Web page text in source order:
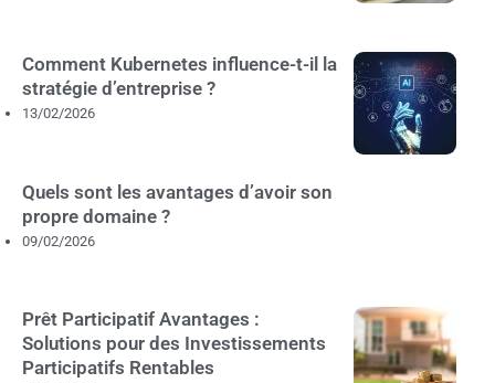
Comment Kubernetes influence-t-il la
stratégie d’entreprise ?
13/02/2026
Quels sont les avantages d’avoir son
propre domaine ?
09/02/2026
Prêt Participatif Avantages :
Solutions pour des Investissements
Participatifs Rentables